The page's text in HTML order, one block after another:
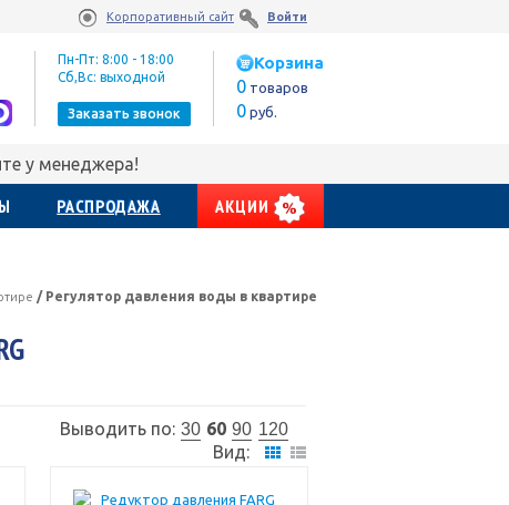
Корпоративный сайт Войти
Пн-Пт: 8:00 - 18:00
Сб,Вс: выходной
Заказать звонок
Корзина
0 товаров
0 руб.
у менеджера!
РАСПРОДАЖА АКЦИИ
/ Регулятор давления воды в квартире
Выводить по: 30 60 90 120
Вид: